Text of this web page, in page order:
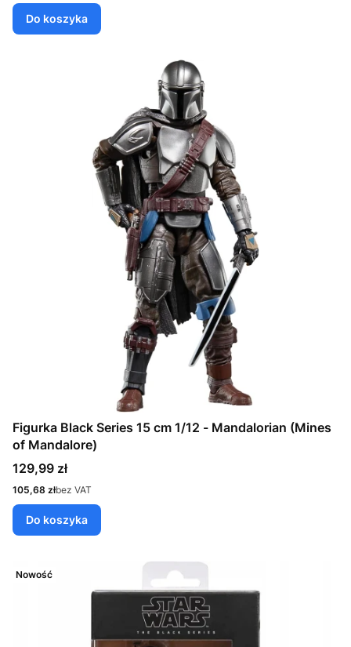
Do koszyka
Figurka Black Series 15 cm 1/12 - Mandalorian (Mines
of Mandalore)
Cena
129,99 zł
Cena
105,68 złbez VAT
Do koszyka
Nowość